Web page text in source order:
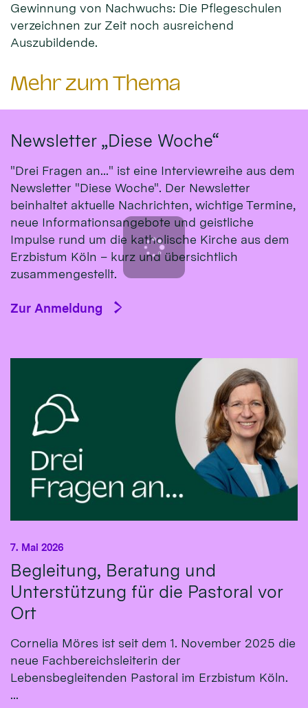
Gewinnung von Nachwuchs: Die Pflegeschulen
verzeichnen zur Zeit noch ausreichend
Auszubildende.
Mehr zum Thema
Newsletter „Diese Woche“
"Drei Fragen an..." ist eine Interviewreihe aus dem
Newsletter "Diese Woche". Der Newsletter
beinhaltet aktuelle Nachrichten, wichtige Termine,
neue Informationsangebote und geistliche
Impulse rund um die katholische Kirche aus dem
Erzbistum Köln – kurz und übersichtlich
zusammengestellt.
Zur Anmeldung
Begleitung, Beratung und
Unterstützung für die Pastoral vor
Ort
7. Mai 2026
Cornelia Möres ist seit dem 1. November 2025 die
neue Fachbereichsleiterin der
Lebensbegleitenden Pastoral im Erzbistum Köln.
...